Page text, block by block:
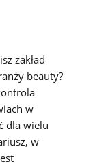
zakład
beauty?
w
dla wielu
w